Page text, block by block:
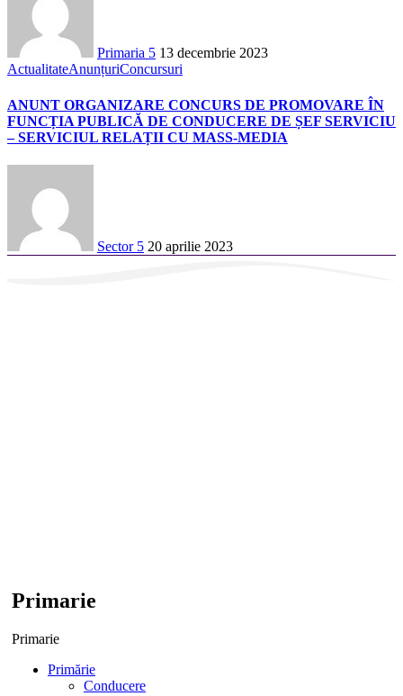
Primaria 5 13 decembrie 2023
ActualitateAnunțuriConcursuri
ANUNT ORGANIZARE CONCURS DE PROMOVARE ÎN
FUNCȚIA PUBLICĂ DE CONDUCERE DE ȘEF SERVICIU
– SERVICIUL RELAȚII CU MASS-MEDIA
Sector 5 20 aprilie 2023
Primarie
Primarie
Primărie
Conducere